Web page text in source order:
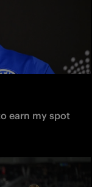
earn my spot